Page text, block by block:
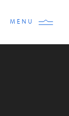
MENU